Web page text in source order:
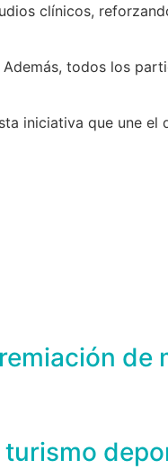
clínicos,
todos los
iniciativa que une
de